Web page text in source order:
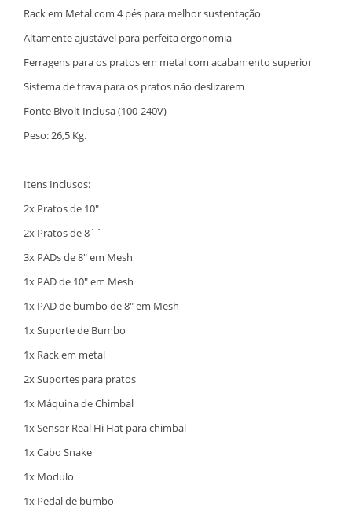
Rack em Metal com 4 pés para melhor sustentação
Altamente ajustável para perfeita ergonomia
Ferragens para os pratos em metal com acabamento superior
Sistema de trava para os pratos não deslizarem
Fonte Bivolt Inclusa (100-240V)
Peso: 26,5 Kg.
Itens Inclusos:
2x Pratos de 10"
2x Pratos de 8´´
3x PADs de 8" em Mesh
1x PAD de 10" em Mesh
1x PAD de bumbo de 8" em Mesh
1x Suporte de Bumbo
1x Rack em metal
2x Suportes para pratos
1x Máquina de Chimbal
1x Sensor Real Hi Hat para chimbal
1x Cabo Snake
1x Modulo
1x Pedal de bumbo